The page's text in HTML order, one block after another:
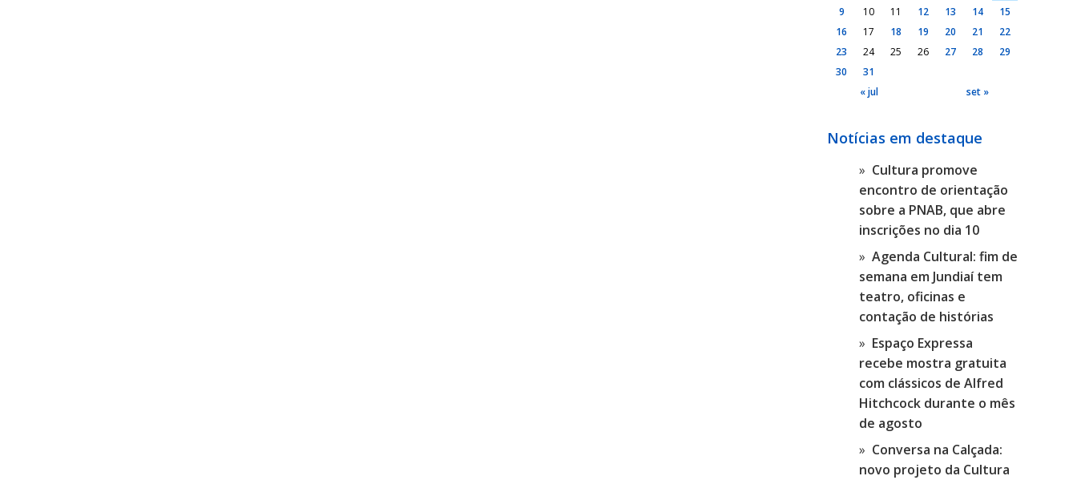
9
10 11 12 13 14
15
16
17 18 19 20 21
22
23
24 25 26 27 28
29
30
31
« jul
set »
Notícias em destaque
Cultura promove
encontro de orientação
sobre a PNAB, que abre
inscrições no dia 10
Agenda Cultural: fim de
semana em Jundiaí tem
teatro, oficinas e
contação de histórias
Espaço Expressa
recebe mostra gratuita
com clássicos de Alfred
Hitchcock durante o mês
de agosto
Conversa na Calçada:
novo projeto da Cultura